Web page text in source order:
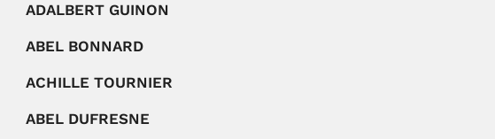
ADALBERT GUINON
ABEL BONNARD
ACHILLE TOURNIER
ABEL DUFRESNE